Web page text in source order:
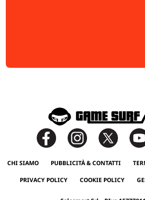
CHI SIAMO PUBBLICITÀ & CONTATTI
PRIVACY POLICY COOKIE POLICY